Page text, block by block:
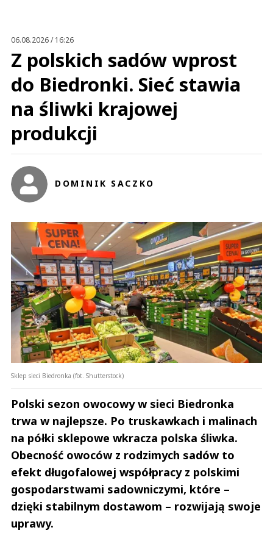
06.08.2026 / 16:26
Z polskich sadów wprost
do Biedronki. Sieć stawia
na śliwki krajowej
produkcji
DOMINIK SACZKO
Sklep sieci Biedronka (fot. Shutterstock)
Polski sezon owocowy w sieci Biedronka
trwa w najlepsze. Po truskawkach i malinach
na półki sklepowe wkracza polska śliwka.
Obecność owoców z rodzimych sadów to
efekt długofalowej współpracy z polskimi
gospodarstwami sadowniczymi, które –
dzięki stabilnym dostawom – rozwijają swoje
uprawy.